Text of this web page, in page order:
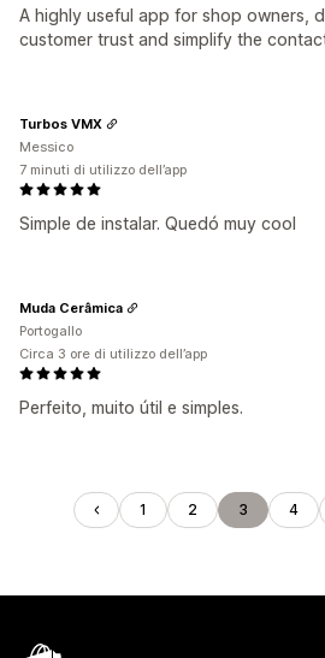
A highly useful app for shop owners,
customer trust and simplify the
Simple de instalar. Quedó muy cool
Turbos VMX
Messico
7 minuti di utilizzo dell’app
Perfeito, muito útil e simples.
Muda Cerâmica
Portogallo
Circa 3 ore di utilizzo dell’app
1 2 3 4